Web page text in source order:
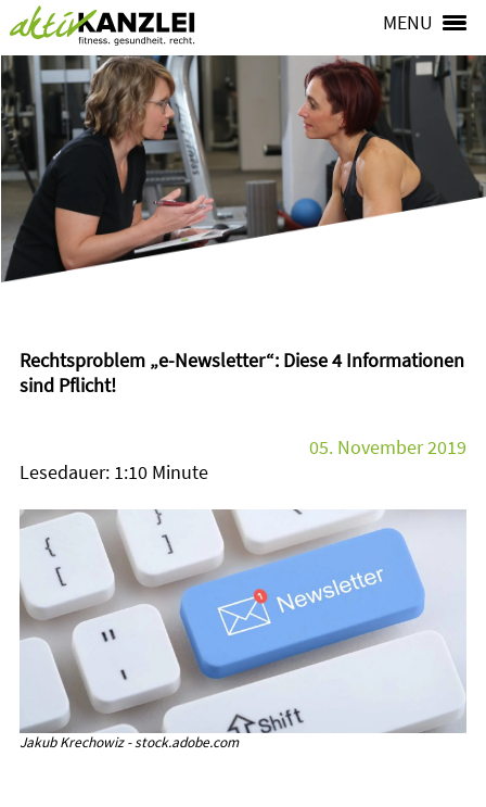
Rechtsproblem „e-Newsletter“: Diese 4 Informationen
sind Pflicht!
05. November 2019
Lesedauer: 1:10 Minute
Jakub Krechowiz - stock.adobe.com
MENU